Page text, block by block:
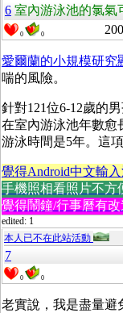
6 室內游泳池的氯氣
0 0
愛爾蘭的小規模研究
喘的風險。
針對121位6-12歲的
在室內游泳池年數愈
游泳時間是5年。這
覺得Android中文輸
手機照相看照片不方
覺得鬧鐘/行事曆有
edited: 1
本人已不在此站活動
7
0 0
老實說，我是盡量避